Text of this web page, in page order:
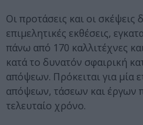
Οι προτάσεις και οι σκέψεις
επιμελητικές εκθέσεις,
πάνω από 170 καλλιτέχνες
κατά το δυνατόν σφαιρική
απόψεων. Πρόκειται για μία
απόψεων, τάσεων και έργων
τελευταίο χρόνο.